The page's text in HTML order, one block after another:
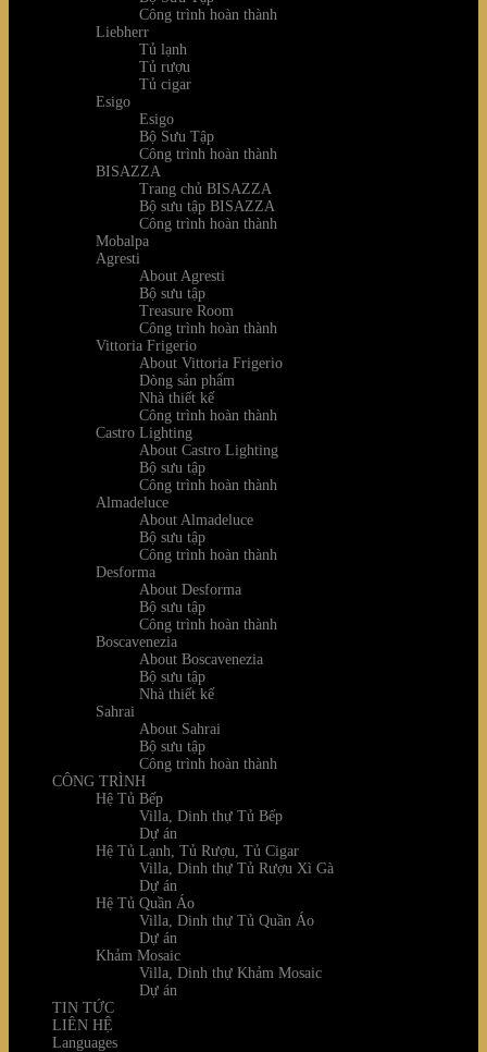
Công trình hoàn thành
Liebherr
Tủ lạnh
Tủ rượu
Tủ cigar
Esigo
Esigo
Bộ Sưu Tập
Công trình hoàn thành
BISAZZA
Trang chủ BISAZZA
Bộ sưu tập BISAZZA
Công trình hoàn thành
Mobalpa
Agresti
About Agresti
Bộ sưu tập
Treasure Room
Công trình hoàn thành
Vittoria Frigerio
About Vittoria Frigerio
Dòng sản phẩm
Nhà thiết kế
Công trình hoàn thành
Castro Lighting
About Castro Lighting
Bộ sưu tập
Công trình hoàn thành
Almadeluce
About Almadeluce
Bộ sưu tập
Công trình hoàn thành
Desforma
About Desforma
Bộ sưu tập
Công trình hoàn thành
Boscavenezia
About Boscavenezia
Bộ sưu tập
Nhà thiết kế
Sahrai
About Sahrai
Bộ sưu tập
Công trình hoàn thành
CÔNG TRÌNH
Hệ Tủ Bếp
Villa, Dinh thự Tủ Bếp
Dự án
Hệ Tủ Lạnh, Tủ Rượu, Tủ Cigar
Villa, Dinh thự Tủ Rượu Xì Gà
Dự án
Hệ Tủ Quần Áo
Villa, Dinh thự Tủ Quần Áo
Dự án
Khảm Mosaic
Villa, Dinh thự Khảm Mosaic
Dự án
TIN TỨC
LIÊN HỆ
Languages